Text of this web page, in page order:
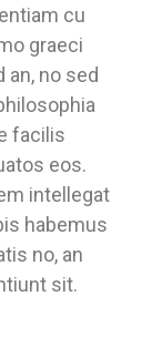
cu
graeci
an, no sed
facilis
eos.
intellegat
habemus
no, an
sit.